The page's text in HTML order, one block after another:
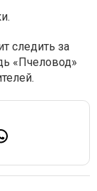
следить за
«Пчеловод»